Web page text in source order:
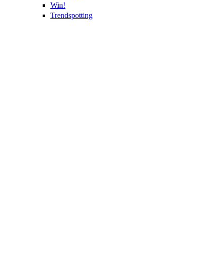
Win!
Trendspotting